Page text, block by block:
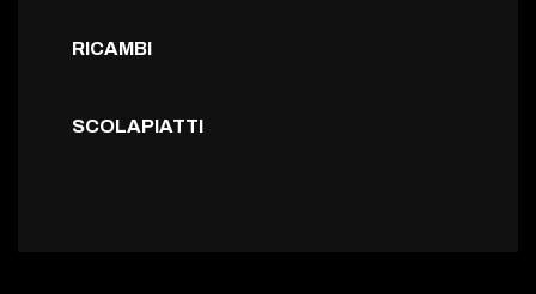
RICAMBI
SCOLAPIATTI